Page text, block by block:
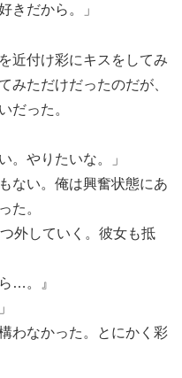
きだから。」
近付け彩にキスをしてみ
みただけだったのだが、
だった。
。やりたいな。」
ない。俺は興奮状態にあ
た。
外していく。彼女も抵
…。』
わなかった。とにかく彩